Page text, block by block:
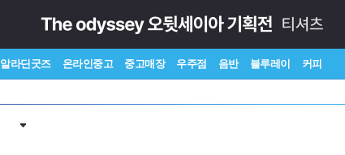
알라딘굿즈 온라인중고 중고매장 우주점 음반 블루레이 커피